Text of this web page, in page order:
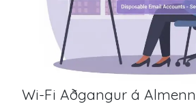
Wi-Fi Aðgangur á